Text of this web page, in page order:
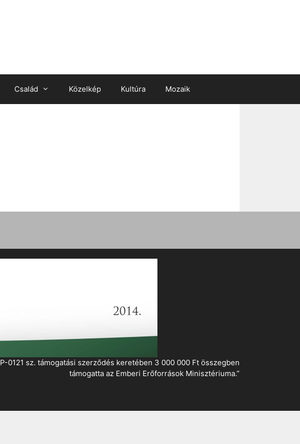
Család Közelkép Kultúra Mozaik
0121 sz. támogatási szerződés keretében 3 000 000 Ft összegben
támogatta az Emberi Erőforrások Minisztériuma.”